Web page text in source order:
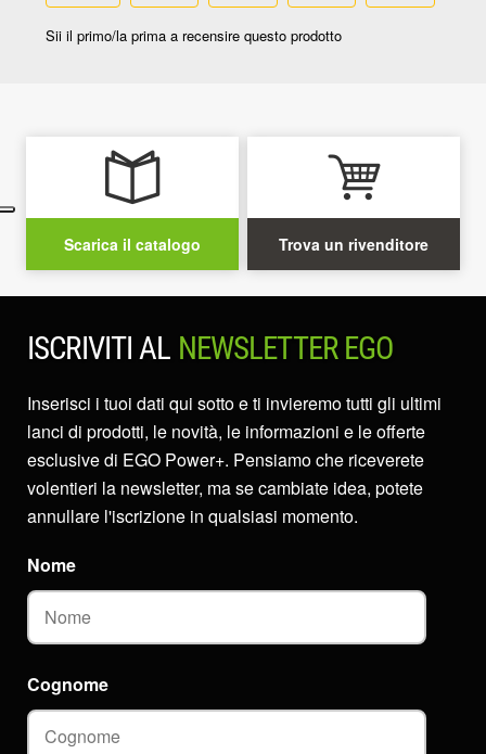
Scarica il catalogo Trova un rivenditore
ISCRIVITI AL NEWSLETTER EGO
Inserisci i tuoi dati qui sotto e ti invieremo tutti gli ultimi
lanci di prodotti, le novità, le informazioni e le offerte
esclusive di EGO Power+. Pensiamo che riceverete
volentieri la newsletter, ma se cambiate idea, potete
annullare l'iscrizione in qualsiasi momento.
Nome
Cognome